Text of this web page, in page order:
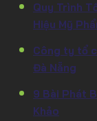
Quy Trình
Hiệu Mỹ
Công ty tổ
Đà Nẵng
9 Bài Phát
Khảo